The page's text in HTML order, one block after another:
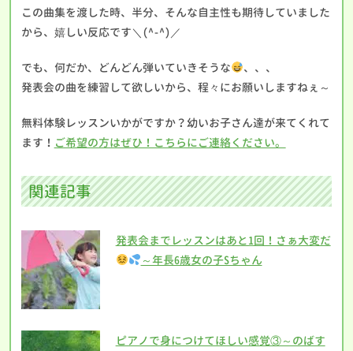
この曲集を渡した時、半分、そんな自主性も期待していました
から、嬉しい反応です＼(^-^)／
でも、何だか、どんどん弾いていきそうな
、、、
発表会の曲を練習して欲しいから、程々にお願いしますねぇ～
無料体験レッスンいかがですか？幼いお子さん達が来てくれて
ます！ ご希望の方はぜひ！こちらにご連絡ください。
関連記事
発表会までレッスンはあと1回！さぁ大変だ
～年長6歳女の子Sちゃん
ピアノで身につけてほしい感覚③～のばす